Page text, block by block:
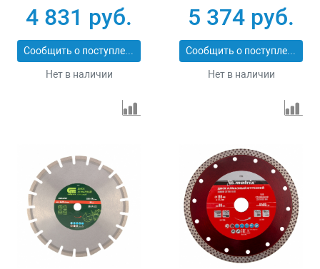
Pro Matrix 731073
4 831 руб.
Сообщить о поступлении
Нет в наличии
сухой/мокрый рез
Pro Matrix 731103
5 374 руб.
Сообщить о поступлении
Нет в наличии